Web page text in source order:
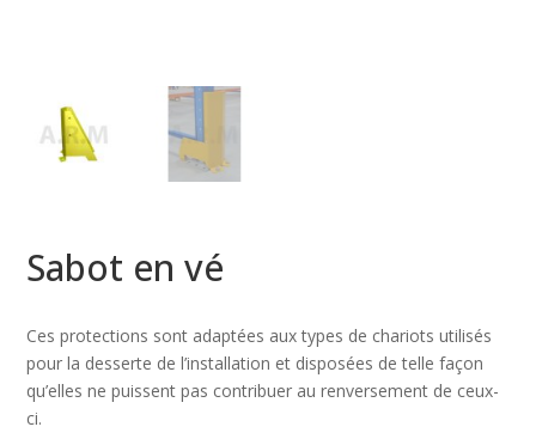
Sabot en vé
Ces protections sont adaptées aux types de chariots utilisés
pour la desserte de l’installation et disposées de telle façon
qu’elles ne puissent pas contribuer au renversement de ceux-
ci.